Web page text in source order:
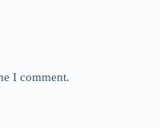
I comment.